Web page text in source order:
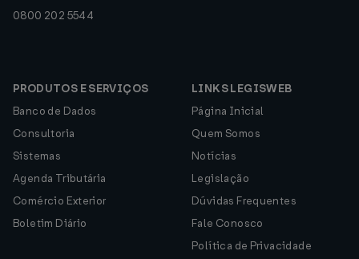
0800 202 5544
PRODUTOS E SERVIÇOS
Banco de Dados
Consultoria
Sistemas
Agenda Tributária
Comércio Exterior
Boletim Diário
LINKS LEGISWEB
Página Inicial
Quem Somos
Notícias
Legislação
Dúvidas Frequentes
Fale Conosco
Política de Privacidade